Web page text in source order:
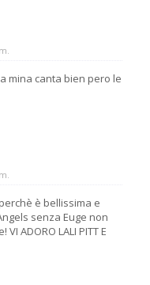
mina canta bien pero le
è bellissima e
senza Euge non
ADORO LALI PITT E